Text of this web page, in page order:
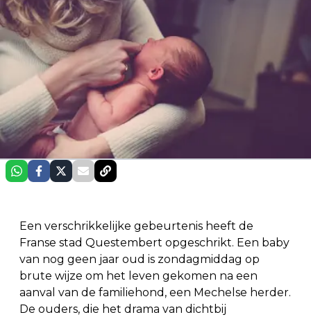
Een verschrikkelijke gebeurtenis heeft de
Franse stad Questembert opgeschrikt. Een baby
van nog geen jaar oud is zondagmiddag op
brute wijze om het leven gekomen na een
aanval van de familiehond, een Mechelse herder.
De ouders, die het drama van dichtbij